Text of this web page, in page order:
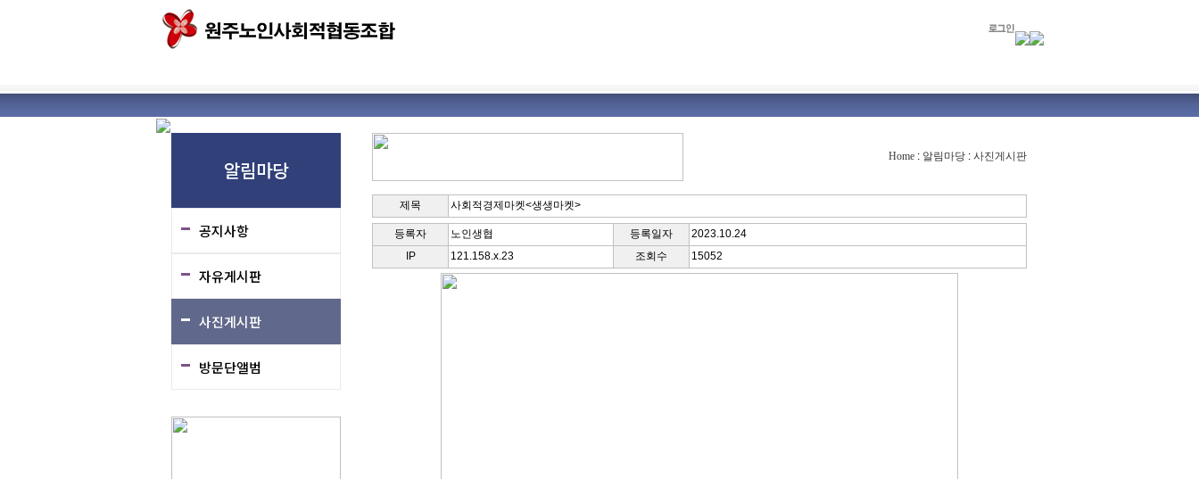
알림마당
공지사항
자유게시판
사진게시판
방문단앨범
Home : 알림마당 : 사진게시판
제목 사회적경제마켓<생생마켓>
등록자 노인생협 등록일자
2023.10.24
IP
121.158.x.23 조회수 15052